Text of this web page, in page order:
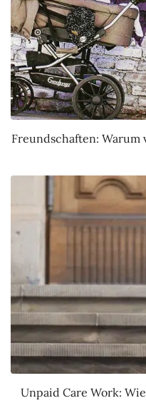
Freundschaften: Warum
Unpaid Care Work: